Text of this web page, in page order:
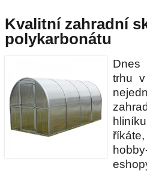
Kvalitní zahradní
polykarbonátu
Dnes
trhu